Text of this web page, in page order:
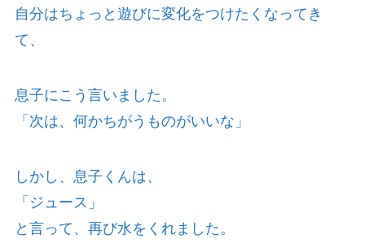
自分はちょっと遊びに変化をつけたくなってき
て、
息子にこう言いました。
「次は、何かちがうものがいいな」
しかし、息子くんは、
「ジュース」
と言って、再び水をくれました。